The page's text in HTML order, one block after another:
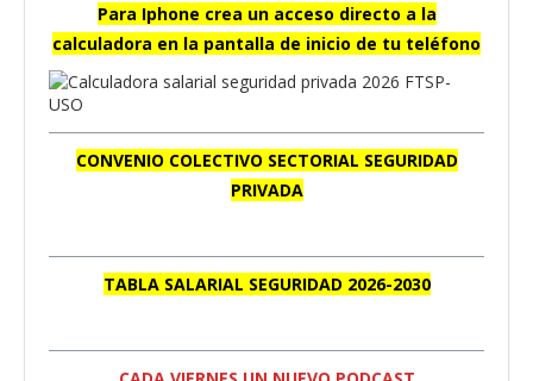
Para Iphone crea un acceso directo a la
calculadora en la pantalla de inicio de tu teléfono
CONVENIO COLECTIVO SECTORIAL SEGURIDAD
PRIVADA
TABLA SALARIAL SEGURIDAD 2026-2030